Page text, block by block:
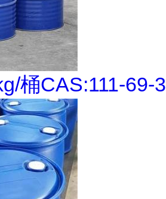
桶CAS:111-69-3